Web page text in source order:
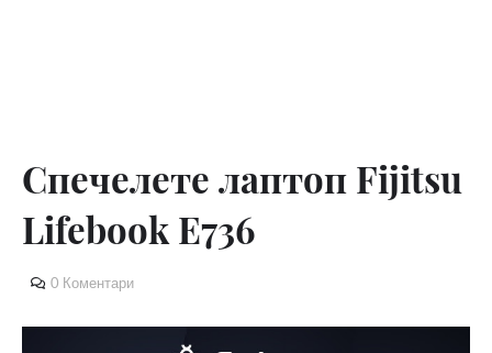
Спечелете лаптоп Fijitsu
Lifebook E736
0 Коментари